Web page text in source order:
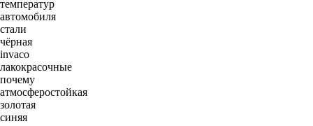
температур
автомобиля
стали
чёрная
invaco
лакокрасочные
почему
атмосферостойкая
золотая
синяя